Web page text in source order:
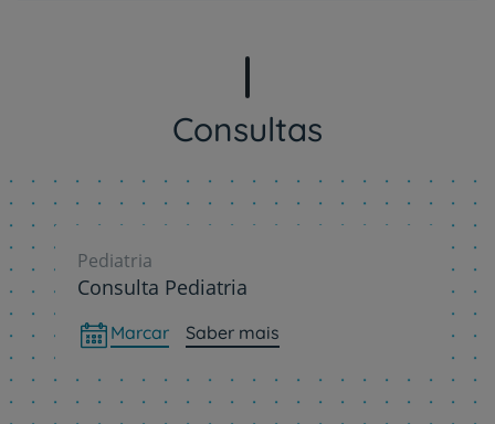
Consultas
Pediatria
Consulta Pediatria
Marcar Saber mais